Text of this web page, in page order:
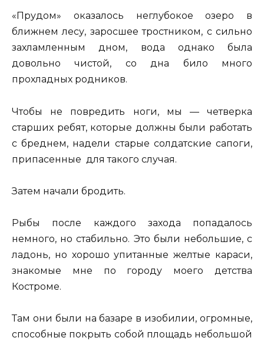
«Прудом» оказалось неглубокое озеро в
ближнем лесу, заросшее тростником, с сильно
захламленным дном, вода однако была
довольно чистой, со дна било много
прохладных родников.
Чтобы не повредить ноги, мы — четверка
старших ребят, которые должны были работать
с бреднем, надели старые солдатские сапоги,
припасенные для такого случая.
Затем начали бродить.
Рыбы после каждого захода попадалось
немного, но стабильно. Это были небольшие, с
ладонь, но хорошо упитанные желтые караси,
знакомые мне по городу моего детства
Костроме.
Там они были на базаре в изобилии, огромные,
способные покрыть собой площадь небольшой